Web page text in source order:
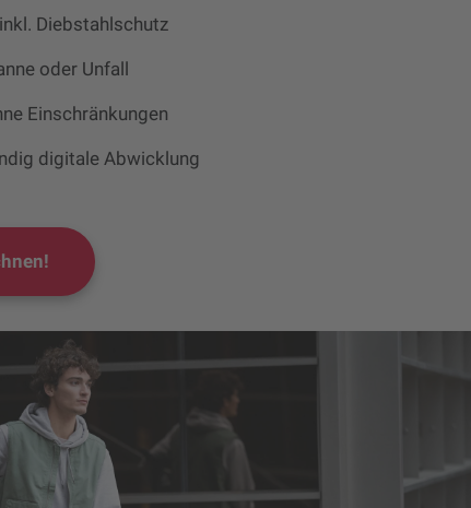
Diebstahlschutz
oder Unfall
Einschränkungen
digitale Abwicklung